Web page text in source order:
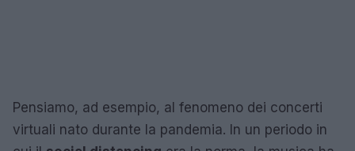
Pensiamo, ad esempio, al fenomeno dei concerti
virtuali nato durante la pandemia. In un periodo in